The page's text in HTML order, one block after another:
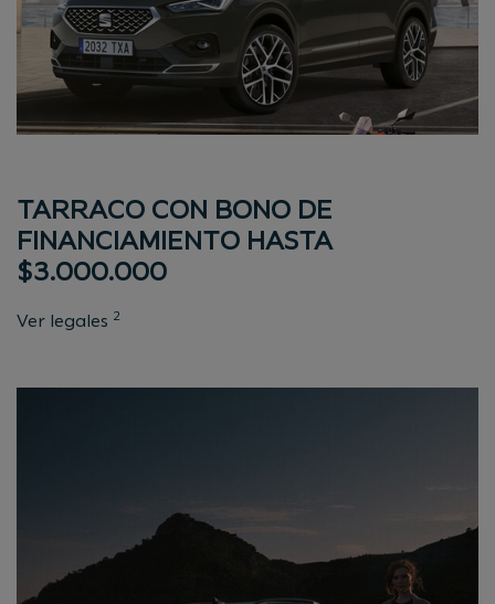
TARRACO CON BONO DE
FINANCIAMIENTO HASTA
$3.000.000
Ver legales 2